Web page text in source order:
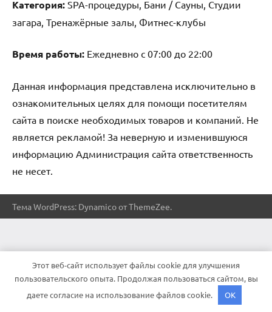
Категория: SPA-процедуры, Бани / Сауны, Студии
загара, Тренажёрные залы, Фитнес-клубы
Время работы: Ежедневно с 07:00 до 22:00
Данная информация представлена исключительно в
ознакомительных целях для помощи посетителям
сайта в поиске необходимых товаров и компаний. Не
является рекламой! За неверную и изменившуюся
информацию Администрация сайта ответственность
не несет.
Тема WordPress: Dynamico от ThemeZee.
Этот веб-сайт использует файлы cookie для улучшения
пользовательского опыта. Продолжая пользоваться сайтом, вы
даете согласие на использование файлов cookie.
OK